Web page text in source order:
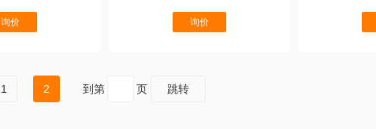
询价 询价
1 2 到第 页 跳转